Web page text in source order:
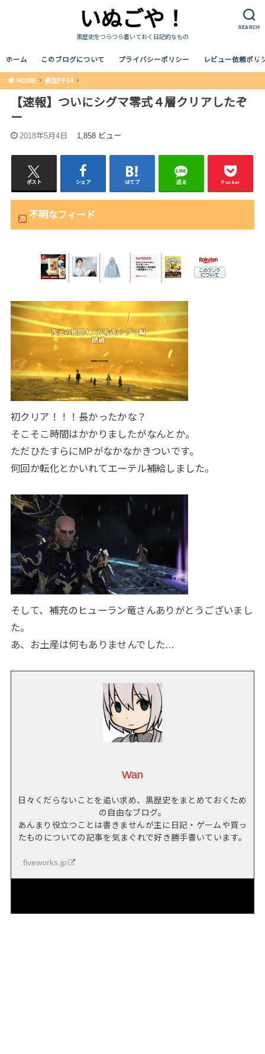
SEARCH
いぬごや！
黒歴史をつらつら書いておく日記的なもの
ホーム このブログについて プライバシーポリシー レビュー依頼ポリ
HOME 新生FF14
【速報】ついにシグマ零式４層クリアしたぞ
ー
2018年5月4日 1,858 ビュー
ポスト シェア はてブ 送る Pocket
不明なフィード
初クリア！！！長かったかな？
そこそこ時間はかかりましたがなんとか。
ただひたすらにMPがなかなかきついです。
何回か転化とかいれてエーテル補給しました。
そして、補充のヒューラン竜さんありがとうございまし
た。
あ、お土産は何もありませんでした…
Wan
日々くだらないことを追い求め、黒歴史をまとめておくため
の自由なブログ。
あんまり役立つことは書きませんが主に日記・ゲームや買っ
たものについての記事を気まぐれで好き勝手書いています。
fiveworks.jp